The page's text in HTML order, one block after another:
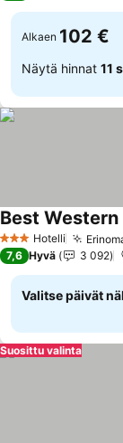
Alkaen 102 €
Näytä hinnat 11
3 Tähtiluokitus
Hotelli
Best Western
7,6 Hyvä 3 092
Valitse päivät
Suosittu valinta